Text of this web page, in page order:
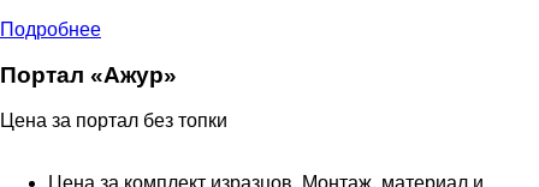
Подробнее
Портал «Ажур»
Цена за портал без топки